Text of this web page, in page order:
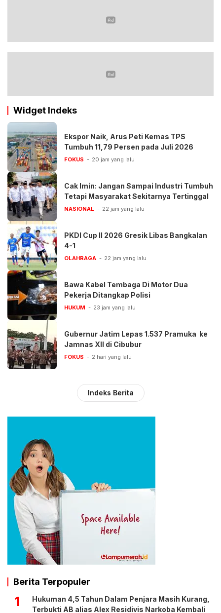
Widget Indeks
Ekspor Naik, Arus Peti Kemas TPS
Tumbuh 11,79 Persen pada Juli 2026
FOKUS 20 jam yang lalu
Cak Imin: Jangan Sampai Industri Tumbuh
Tetapi Masyarakat Sekitarnya Tertinggal
NASIONAL 22 jam yang lalu
PKDI Cup II 2026 Gresik Libas Bangkalan
4-1
OLAHRAGA 22 jam yang lalu
Bawa Kabel Tembaga Di Motor Dua
Pekerja Ditangkap Polisi
HUKUM 23 jam yang lalu
Gubernur Jatim Lepas 1.537 Pramuka ke
Jamnas XII di Cibubur
FOKUS 2 hari yang lalu
Indeks Berita
Berita Terpopuler
1
Hukuman 4,5 Tahun Dalam Penjara Masih Kurang,
Terbukti AB alias Alex Residivis Narkoba Kembali